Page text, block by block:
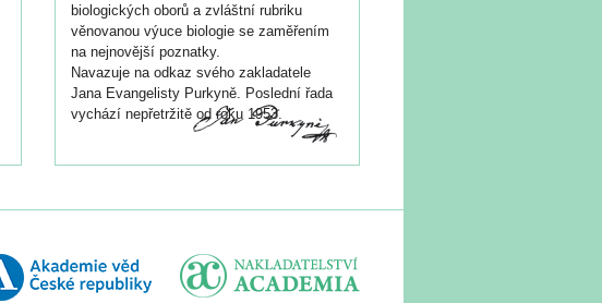
biologických oborů a zvláštní rubriku
věnovanou výuce biologie se zaměřením
na nejnovější poznatky.
Navazuje na odkaz svého zakladatele
Jana Evangelisty Purkyně. Poslední řada
vychází nepřetržitě od roku 1953.